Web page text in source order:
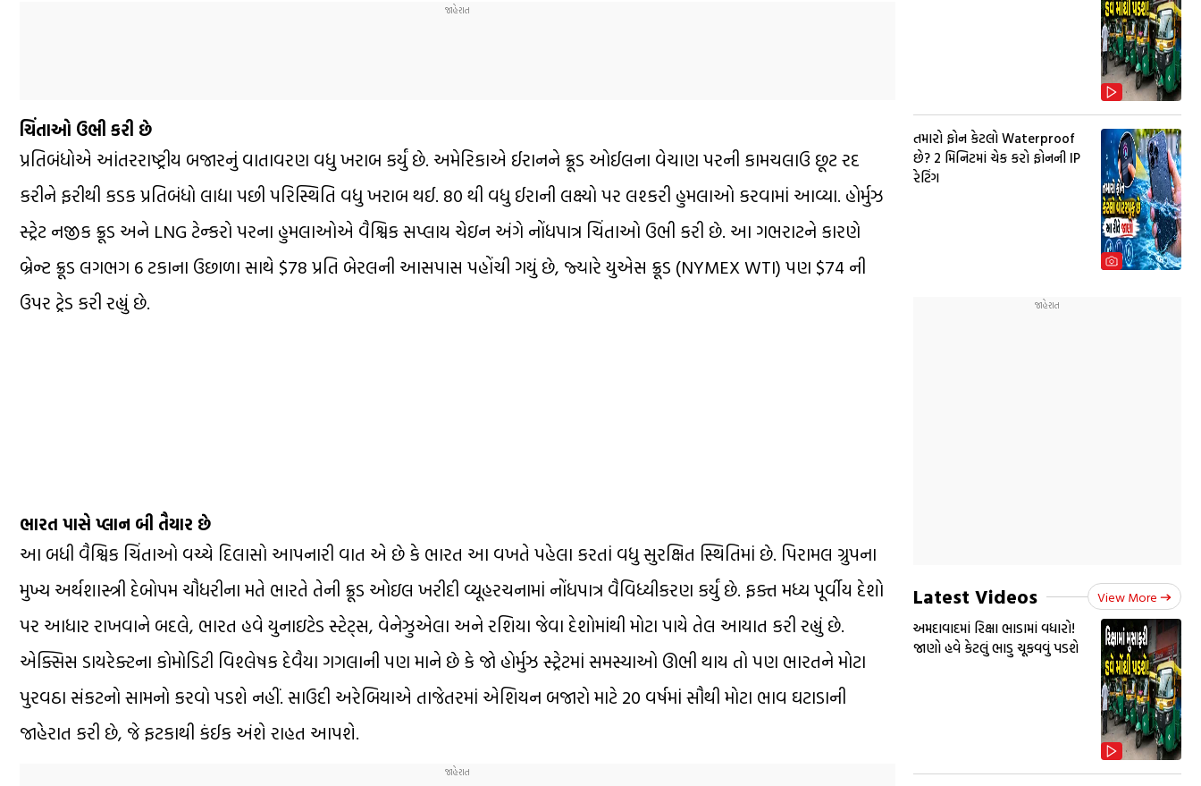
ચિંતાઓ ઉભી કરી છે
પ્રતિબંધોએ આંતરરાષ્ટ્રીય બજારનું વાતાવરણ વધુ ખરાબ કર્યું છે. અમેરિકાએ ઈરાનને ક્રૂડ ઓઈલના વેચાણ પરની કામચલાઉ છૂટ રદ
કરીને ફરીથી કડક પ્રતિબંધો લાદ્યા પછી પરિસ્થિતિ વધુ ખરાબ થઈ. 80 થી વધુ ઈરાની લક્ષ્યો પર લશ્કરી હુમલાઓ કરવામાં આવ્યા. હોર્મુઝ
સ્ટ્રેટ નજીક ક્રૂડ અને LNG ટેન્કરો પરના હુમલાઓએ વૈશ્વિક સપ્લાય ચેઇન અંગે નોંધપાત્ર ચિંતાઓ ઉભી કરી છે. આ ગભરાટને કારણે
બ્રેન્ટ ક્રૂડ લગભગ 6 ટકાના ઉછાળા સાથે $78 પ્રતિ બેરલની આસપાસ પહોંચી ગયું છે, જ્યારે યુએસ ક્રૂડ (NYMEX WTI) પણ $74 ની
ઉપર ટ્રેડ કરી રહ્યું છે.
ભારત પાસે પ્લાન બી તૈયાર છે
આ બધી વૈશ્વિક ચિંતાઓ વચ્ચે દિલાસો આપનારી વાત એ છે કે ભારત આ વખતે પહેલા કરતાં વધુ સુરક્ષિત સ્થિતિમાં છે. પિરામલ ગ્રુપના
મુખ્ય અર્થશાસ્ત્રી દેબોપમ ચૌધરીના મતે ભારતે તેની ક્રૂડ ઓઇલ ખરીદી વ્યૂહરચનામાં નોંધપાત્ર વૈવિધ્યીકરણ કર્યું છે. ફક્ત મધ્ય પૂર્વીય દેશો
પર આધાર રાખવાને બદલે, ભારત હવે યુનાઇટેડ સ્ટેટ્સ, વેનેઝુએલા અને રશિયા જેવા દેશોમાંથી મોટા પાયે તેલ આયાત કરી રહ્યું છે.
એક્સિસ ડાયરેક્ટના કોમોડિટી વિશ્લેષક દેવૈયા ગગલાની પણ માને છે કે જો હોર્મુઝ સ્ટ્રેટમાં સમસ્યાઓ ઊભી થાય તો પણ ભારતને મોટા
પુરવઠા સંકટનો સામનો કરવો પડશે નહીં. સાઉદી અરેબિયાએ તાજેતરમાં એશિયન બજારો માટે 20 વર્ષમાં સૌથી મોટા ભાવ ઘટાડાની
જાહેરાત કરી છે, જે ફટકાથી કંઈક અંશે રાહત આપશે.
તમારો ફોન કેટલો Waterproof
છે? 2 મિનિટમાં ચેક કરો ફોનની IP
રેટિંગ
Latest Videos View More
અમદાવાદમાં રિક્ષા ભાડામાં વધારો!
જાણો હવે કેટલું ભાડુ ચૂકવવું પડશે